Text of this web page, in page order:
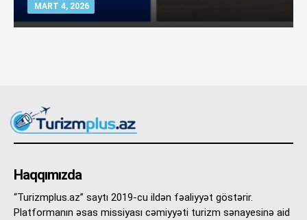
MART 4, 2026
Haqqımızda
“Turizmplus.az” saytı 2019-cu ildən fəaliyyət göstərir.
Platformanın əsas missiyası cəmiyyəti turizm sənayesinə aid